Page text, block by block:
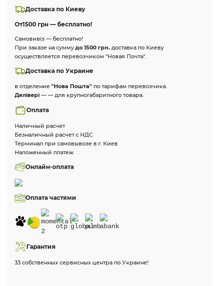
Доставка по Киеву
От1500 грн — бесплатно!
Самовивіз — бесплатно!
При заказе на сумму до 1500 грн. доставка по Киеву
осуществляется перевозчиком "Новая Почта".
Доставка по Украине
в отделение "Нова Пошта" по тарифам перевозчика.
Делівері — — для крупногабаритного товара.
Оплата
Наличный расчет
Безналичный расчет с НДС
Терминал при самовывозе в г. Киев
Наложенный платеж
Онлайн-оплата
Оплата частями
Гарантия
33 собственных сервисных центра по Украине!